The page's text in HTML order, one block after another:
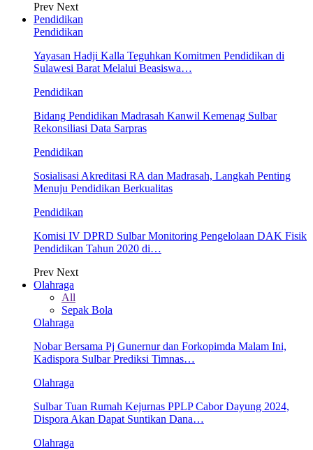
Prev Next
Pendidikan
Pendidikan
Yayasan Hadji Kalla Teguhkan Komitmen Pendidikan di
Sulawesi Barat Melalui Beasiswa…
Pendidikan
Bidang Pendidikan Madrasah Kanwil Kemenag Sulbar
Rekonsiliasi Data Sarpras
Pendidikan
Sosialisasi Akreditasi RA dan Madrasah, Langkah Penting
Menuju Pendidikan Berkualitas
Pendidikan
Komisi IV DPRD Sulbar Monitoring Pengelolaan DAK Fisik
Pendidikan Tahun 2020 di…
Prev Next
Olahraga
All
Sepak Bola
Olahraga
Nobar Bersama Pj Gunernur dan Forkopimda Malam Ini,
Kadispora Sulbar Prediksi Timnas…
Olahraga
Sulbar Tuan Rumah Kejurnas PPLP Cabor Dayung 2024,
Dispora Akan Dapat Suntikan Dana…
Olahraga